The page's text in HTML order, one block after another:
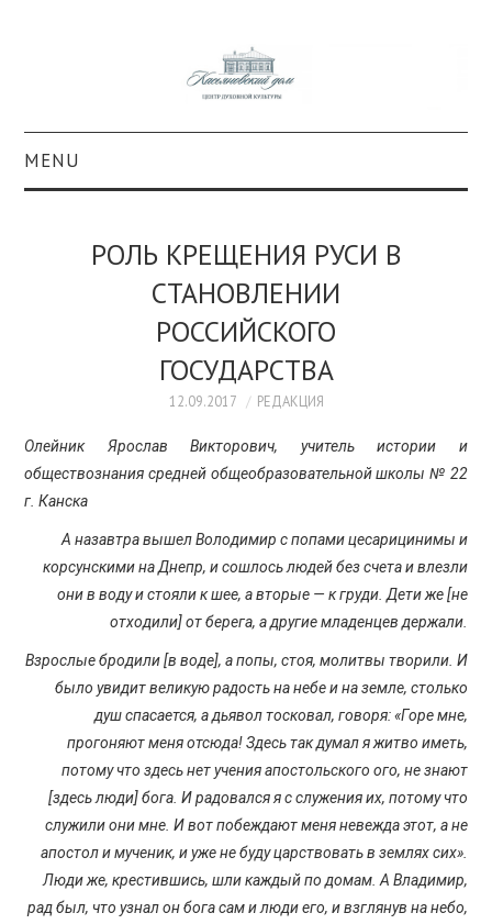
MENU
КОЛЛЕКЦИИ
ОБРАЗОВАНИЕ
ПРОСВЕЩЕНИЕ
РОЛЬ КРЕЩЕНИЯ РУСИ В
СТАНОВЛЕНИИ
РОССИЙСКОГО
ГОСУДАРСТВА
12.09.2017 РЕДАКЦИЯ
Олейник Ярослав Викторович, учитель истории и
обществознания средней общеобразовательной школы № 22
г. Канска
А назавтра вышел Володимир с попами цесарицинимы и
корсунскими на Днепр, и сошлось людей без счета и влезли
они в воду и стояли к шее, а вторые — к груди. Дети же [не
отходили] от берега, а другие младенцев держали.
Взрослые бродили [в воде], а попы, стоя, молитвы творили. И
было увидит великую радость на небе и на земле, столько
душ спасается, а дьявол тосковал, говоря: «Горе мне,
прогоняют меня отсюда! Здесь так думал я житво иметь,
потому что здесь нет учения апостольского ого, не знают
[здесь люди] бога. И радовался я с служения их, потому что
служили они мне. И вот побеждают меня невежда этот, а не
апостол и мученик, и уже не буду царствовать в землях сих».
Люди же, крестившись, шли каждый по домам. А Владимир,
рад был, что узнал он бога сам и люди его, и взглянув на небо,